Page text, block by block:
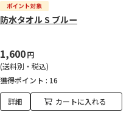
防水タオル S ブルー
1,600円
(送料別・税込)
獲得ポイント : 16
詳細 カートに入れる